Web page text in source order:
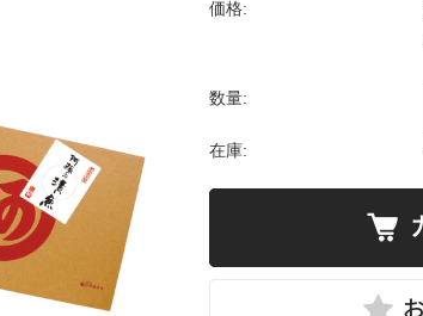
価格:
数量:
在庫: